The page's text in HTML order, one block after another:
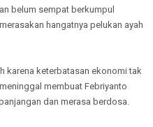
belum sempat berkumpul
hangatnya pelukan ayah
karena keterbatasan ekonomi tak
membuat Febriyanto
dan merasa berdosa.